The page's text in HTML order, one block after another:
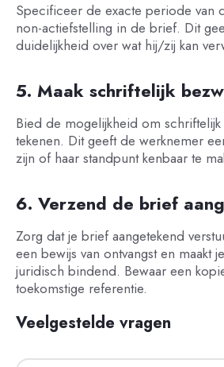
Specificeer de exacte periode van
non-actiefstelling in de brief. Dit
duidelijkheid over wat hij/zij kan
5. Maak schriftelijk
Bied de mogelijkheid om schriftelijk
tekenen. Dit geeft de werknemer
zijn of haar standpunt kenbaar te
6. Verzend de brief
Zorg dat je brief aangetekend
een bewijs van ontvangst en maakt
juridisch bindend. Bewaar een
toekomstige referentie.
Veelgestelde vragen